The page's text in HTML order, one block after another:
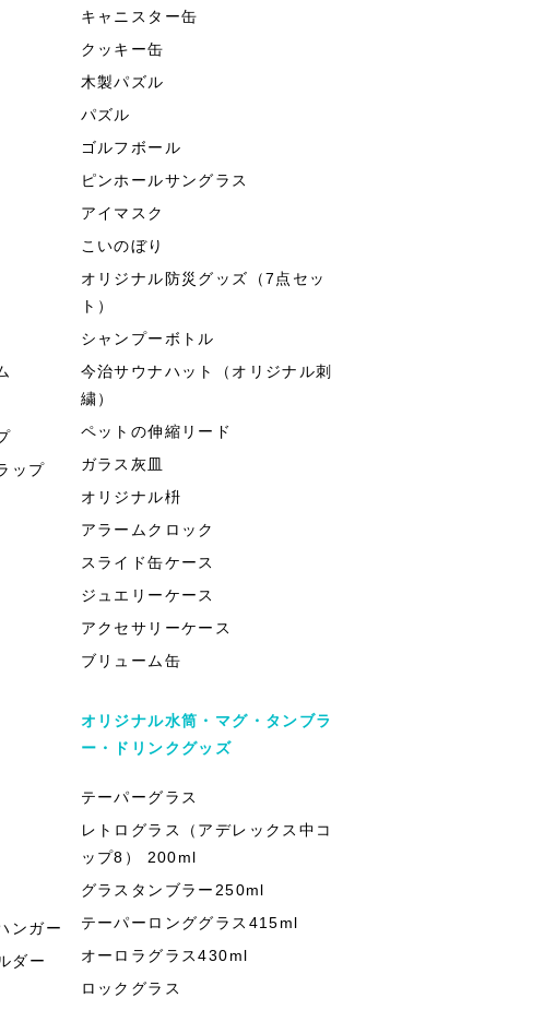
ップ
ンガー
ダー
キャニスター缶
クッキー缶
木製パズル
パズル
ゴルフボール
ピンホールサングラス
アイマスク
こいのぼり
オリジナル防災グッズ（7点セッ
ト）
シャンプーボトル
今治サウナハット（オリジナル刺
繍）
ペットの伸縮リード
ガラス灰皿
オリジナル枡
アラームクロック
スライド缶ケース
ジュエリーケース
アクセサリーケース
ブリューム缶
オリジナル水筒・マグ・タンブラ
ー・ドリンクグッズ
テーパーグラス
レトログラス（アデレックス中コ
ップ8） 200ml
グラスタンブラー250ml
テーパーロンググラス415ml
オーロラグラス430ml
ロックグラス